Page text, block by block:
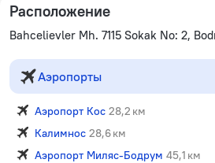
Расположение
Bahcelievler Mh. 7115 Sokak No: 2,
Аэропорты
Аэропорт Кос 28,2 км
Калимнос 28,6 км
Аэропорт Миляс-Бодрум 45,1 км